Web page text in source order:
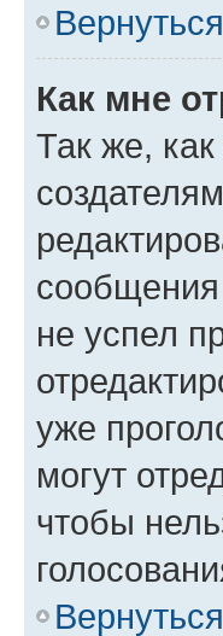
Как мне
Так же,
сообщения
не успел
уже
могут
чтобы